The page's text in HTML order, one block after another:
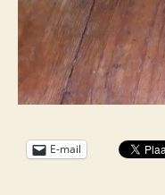
E-mail